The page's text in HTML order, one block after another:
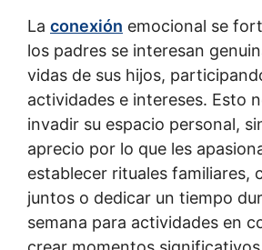
La conexión emocional se
los padres se interesan
vidas de sus hijos,
actividades e intereses. Esto
invadir su espacio personal,
aprecio por lo que les
establecer rituales familiares,
juntos o dedicar un tiempo
semana para actividades en